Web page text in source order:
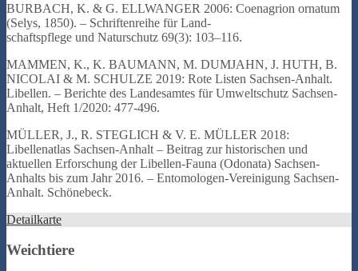
BURBACH, K. & G. ELLWANGER 2006: Coenagrion ornatum
(Selys, 1850). – Schriftenreihe für Land-
schaftspflege und Naturschutz 69(3): 103–116.
MAMMEN, K., K. BAUMANN, M. DUMJAHN, J. HUTH, B.
NICOLAI & M. SCHULZE 2019: Rote Listen Sachsen-Anhalt.
Libellen. – Berichte des Landesamtes für Umweltschutz Sachsen-
Anhalt, Heft 1/2020: 477-496.
MÜLLER, J., R. STEGLICH & V. E. MÜLLER 2018:
Libellenatlas Sachsen-Anhalt – Beitrag zur historischen und
aktuellen Erforschung der Libellen-Fauna (Odonata) Sachsen-
Anhalts bis zum Jahr 2016. – Entomologen-Vereinigung Sachsen-
Anhalt. Schönebeck.
Detailkarte
Weichtiere